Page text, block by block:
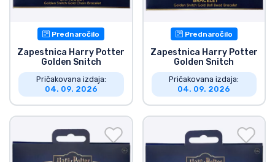
Prednaročilo
Zapestnica Harry Potter
Golden Snitch
Pričakovana izdaja:
04. 09. 2026
Prednaročilo
Zapestnica Harry Potter
Golden Snitch
Pričakovana izdaja:
04. 09. 2026